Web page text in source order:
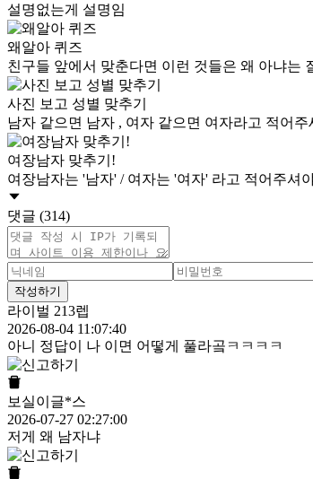
설명없는게 설명임
왜알아 퀴즈
친구들 앞에서 맞춘다면 이런 것들은 왜 아냐는
사진 보고 성별 맞추기
남자 같으면 남자 , 여자 같으면 여자라고 적어주
여장남자 맞추기!
여장남자는 '남자' / 여자는 '여자' 라고 적어주셔
댓글 (314)
작성하기
라이벌 213렙
2026-08-04 11:07:40
아니 정답이 나 이면 어떻게 풀라곸ㅋㅋㅋㅋ
보실이글*스
2026-07-27 02:27:00
저게 왜 남자냐